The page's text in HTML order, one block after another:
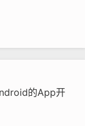
的App开